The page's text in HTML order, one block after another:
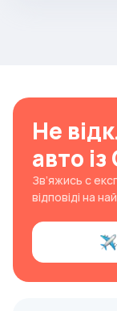
Не
авто
Зв’яжись с
відповіді на